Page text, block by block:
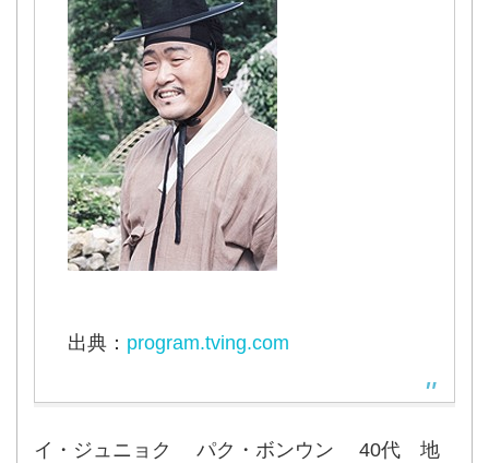
出典： program.tving.com
イ・ジュニョク パク・ボンウン 40代 地